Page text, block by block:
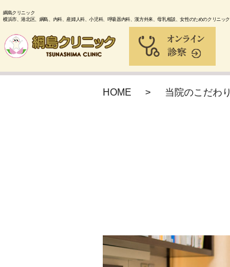
綱島クリニック
横浜市、港北区、綱島、内科、産婦人科、小児科、呼吸器内科、漢方外来、母乳相談、女性のためのクリニック
HOME 当院のこだわり